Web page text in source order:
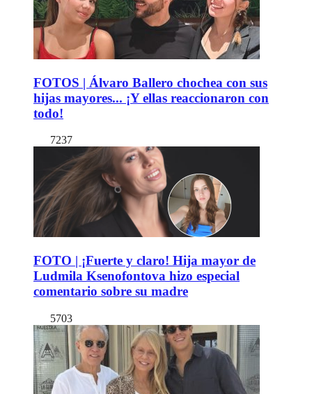
FOTOS | Álvaro Ballero chochea con sus
hijas mayores... ¡Y ellas reaccionaron con
todo!
7237
FOTO | ¡Fuerte y claro! Hija mayor de
Ludmila Ksenofontova hizo especial
comentario sobre su madre
5703